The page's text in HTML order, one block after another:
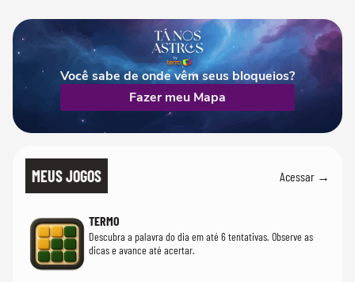
Você sabe de onde vêm seus bloqueios?
Fazer meu Mapa
MEUS JOGOS Acessar →
TERMO
Descubra a palavra do dia em até 6 tentativas. Observe as
dicas e avance até acertar.